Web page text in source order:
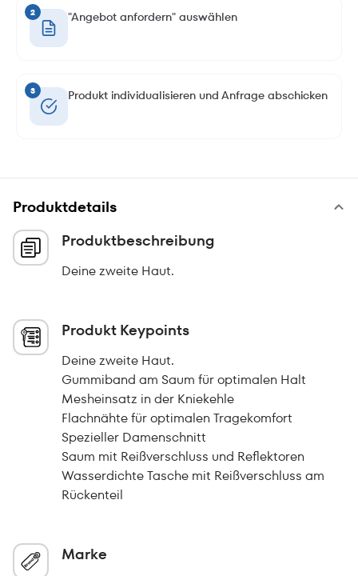
2 "Angebot anfordern" auswählen
3 Produkt individualisieren und Anfrage abschicken
Produktdetails
Produktbeschreibung
Deine zweite Haut.
Produkt Keypoints
Deine zweite Haut.
Gummiband am Saum für optimalen Halt
Mesheinsatz in der Kniekehle
Flachnähte für optimalen Tragekomfort
Spezieller Damenschnitt
Saum mit Reißverschluss und Reflektoren
Wasserdichte Tasche mit Reißverschluss am
Rückenteil
Marke